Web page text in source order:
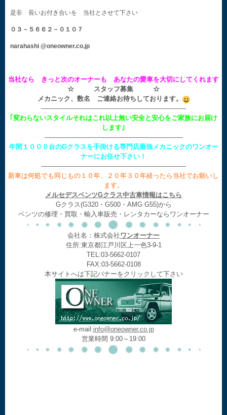
是非 長いお付き合いを 当社とさせて下さい
０３－５６６２－０１０７
narahashi @oneowner.co.jp
当社なら きっと次のオーナーも あなたの愛車を大切にしてくれます
☆ スタッフ募集 ☆
メカニック、数名 ご連絡お待ちしております。
——————————————————————
｢変わらないスタイルそれはこれ以上無い安全と安心をご家族にお届け
します｣
—————————————————————
年間１０００台のGクラスを手掛ける専門店最強メカニックのワンオー
ナーにお任せ下さい！
——————————————————————
新車は何処でも同じもの１０年、２０年３０年経ったら当社でお願いし
ます。
メルセデスベンツGクラス中古車情報はこちら
Gクラス(G320・G500・AMG G55)から
ベンツの修理・買取・輸入車販売・レンタカーならワンオーナー
会社名：株式会社ワンオーナー
住所:東京都江戸川区上一色3-9-1
TEL:03-5662-0107
FAX:03-5662-0108
本サイトへは下記バナーをクリックして下さい
e-mail:info@oneowner.co.jp
営業時間 9:00～19:00